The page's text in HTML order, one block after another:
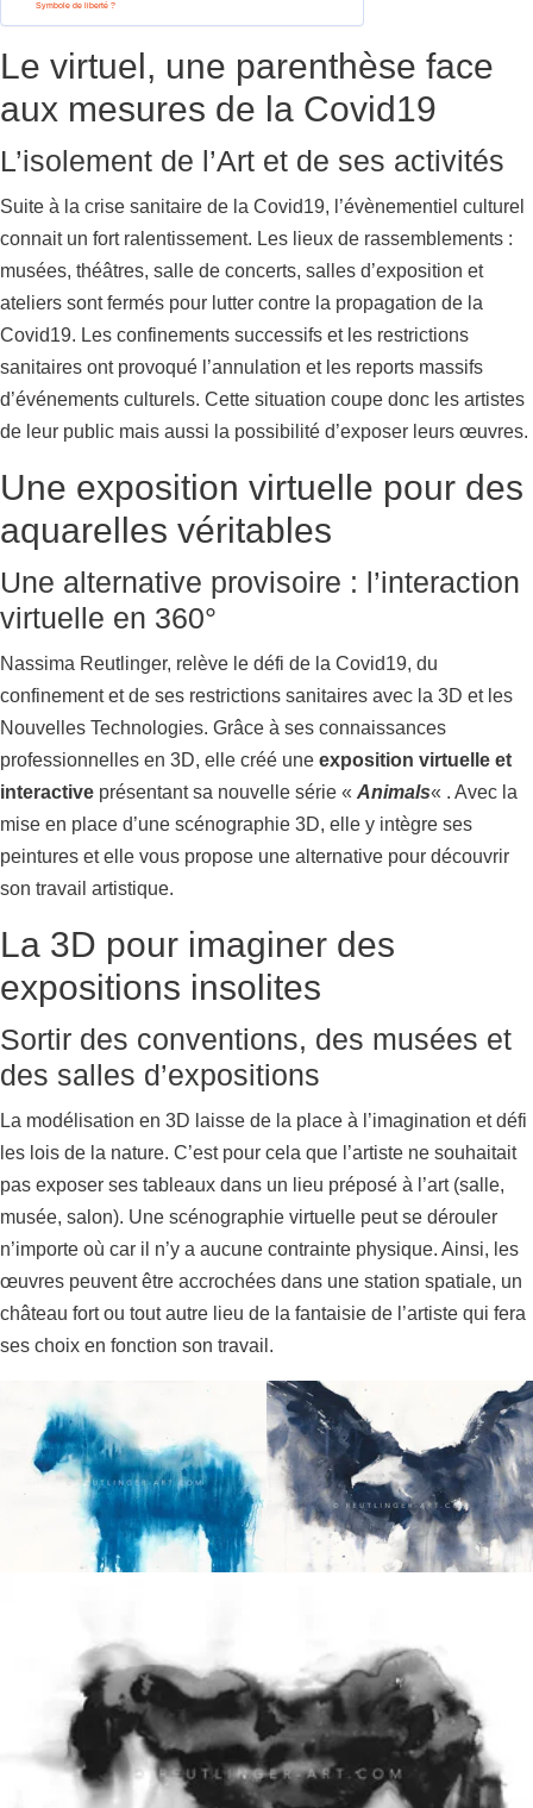
Symbole de liberté ?
Le virtuel, une parenthèse face
aux mesures de la Covid19
L’isolement de l’Art et de ses activités
Suite à la crise sanitaire de la Covid19, l’évènementiel culturel
connait un fort ralentissement. Les lieux de rassemblements :
musées, théâtres, salle de concerts, salles d’exposition et
ateliers sont fermés pour lutter contre la propagation de la
Covid19. Les confinements successifs et les restrictions
sanitaires ont provoqué l’annulation et les reports massifs
d’événements culturels. Cette situation coupe donc les artistes
de leur public mais aussi la possibilité d’exposer leurs œuvres.
Une exposition virtuelle pour des
aquarelles véritables
Une alternative provisoire : l’interaction
virtuelle en 360°
Nassima Reutlinger, relève le défi de la Covid19, du
confinement et de ses restrictions sanitaires avec la 3D et les
Nouvelles Technologies. Grâce à ses connaissances
professionnelles en 3D, elle créé une exposition virtuelle et
interactive présentant sa nouvelle série « Animals« . Avec la
mise en place d’une scénographie 3D, elle y intègre ses
peintures et elle vous propose une alternative pour découvrir
son travail artistique.
La 3D pour imaginer des
expositions insolites
Sortir des conventions, des musées et
des salles d’expositions
La modélisation en 3D laisse de la place à l’imagination et défi
les lois de la nature. C’est pour cela que l’artiste ne souhaitait
pas exposer ses tableaux dans un lieu préposé à l’art (salle,
musée, salon). Une scénographie virtuelle peut se dérouler
n’importe où car il n’y a aucune contrainte physique. Ainsi, les
œuvres peuvent être accrochées dans une station spatiale, un
château fort ou tout autre lieu de la fantaisie de l’artiste qui fera
ses choix en fonction son travail.